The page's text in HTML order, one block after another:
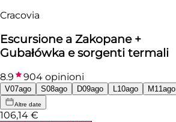
Cracovia
Escursione a Zakopane +
Gubałówka e sorgenti termali
8.9 904 opinioni
V07ago S08ago D09ago L10ago M 11ago
Altre date
106,14 €